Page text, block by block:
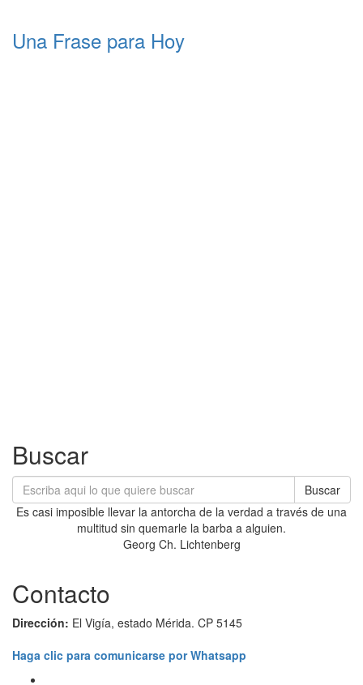
Una Frase para Hoy
Buscar
Buscar
Es casi imposible llevar la antorcha de la verdad a través de una
multitud sin quemarle la barba a alguien.
Georg Ch. Lichtenberg
Contacto
Dirección: El Vigía, estado Mérida. CP 5145
Haga clic para comunicarse por Whatsapp